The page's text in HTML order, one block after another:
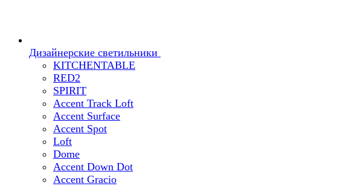
Дизайнерские светильники
KITCHENTABLE
RED2
SPIRIT
Accent Track Loft
Accent Surface
Accent Spot
Loft
Dome
Accent Down Dot
Accent Gracio